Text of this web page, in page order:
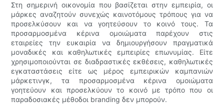
Στη σημερινή οικονομία που βασίζεται στην εμπειρία, οι
μάρκες αναζητούν συνεχώς καινοτόμους τρόπους για να
προσελκύσουν και να γοητεύσουν το κοινό τους. Τα
προσαρμοσμένα κέρινα ομοιώματα παρέχουν στις
εταιρείες την ευκαιρία να δημιουργήσουν πραγματικά
μοναδικές και καθηλωτικές εμπειρίες επωνυμίας. Είτε
χρησιμοποιούνται σε διαδραστικές εκθέσεις, καθηλωτικές
εγκαταστάσεις είτε ως μέρος εμπειρικών καμπανιών
μάρκετινγκ, τα προσαρμοσμένα κέρινα ομοιώματα
γοητεύουν και προσελκύουν το κοινό με τρόπο που οι
παραδοσιακές μέθοδοι branding δεν μπορούν.